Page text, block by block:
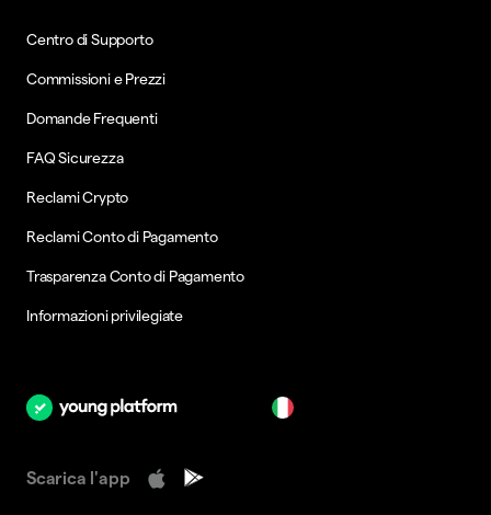
Centro di Supporto
Commissioni e Prezzi
Domande Frequenti
FAQ Sicurezza
Reclami Crypto
Reclami Conto di Pagamento
Trasparenza Conto di Pagamento
Informazioni privilegiate
Scarica l'app